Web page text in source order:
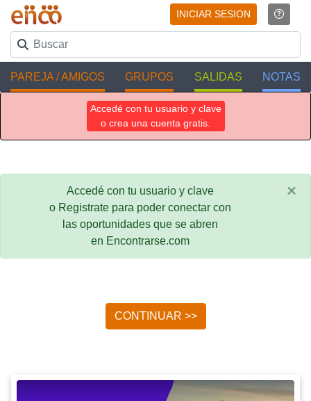
INICIAR SESION
PAREJA / AMIGOS GRUPOS SALIDAS NOTAS
Accedé con tu usuario y clave
o crea una cuenta gratis.
Accedé con tu usuario y clave
o Registrate para poder conectar con
las oportunidades que se abren
en Encontrarse.com
×
CONTINUAR >>